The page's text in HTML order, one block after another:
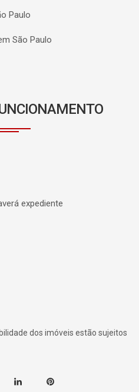
Paulo
São Paulo
expediente
dos imóveis estão sujeitos
Linkedin Pinterest